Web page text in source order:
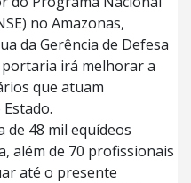
no Amazonas,
da Gerência de Defesa
portaria irá melhorar a
que atuam
de 48 mil equídeos
além de 70 profissionais
até o presente